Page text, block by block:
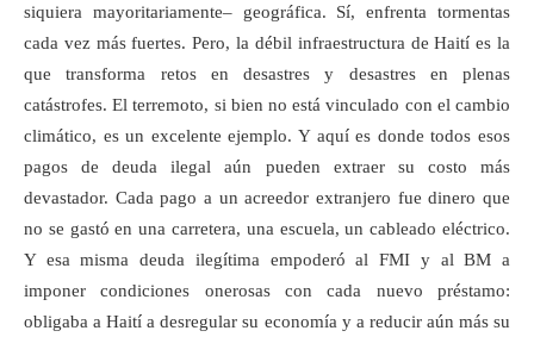
siquiera mayoritariamente– geográfica. Sí, enfrenta tormentas
cada vez más fuertes. Pero, la débil infraestructura de Haití es la
que transforma retos en desastres y desastres en plenas
catástrofes. El terremoto, si bien no está vinculado con el cambio
climático, es un excelente ejemplo. Y aquí es donde todos esos
pagos de deuda ilegal aún pueden extraer su costo más
devastador. Cada pago a un acreedor extranjero fue dinero que
no se gastó en una carretera, una escuela, un cableado eléctrico.
Y esa misma deuda ilegítima empoderó al FMI y al BM a
imponer condiciones onerosas con cada nuevo préstamo:
obligaba a Haití a desregular su economía y a reducir aún más su